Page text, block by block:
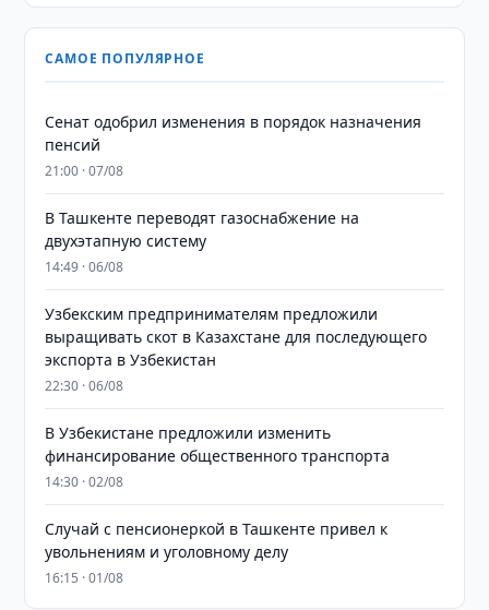
САМОЕ ПОПУЛЯРНОЕ
Сенат одобрил изменения в порядок назначения
пенсий
21:00 · 07/08
В Ташкенте переводят газоснабжение на
двухэтапную систему
14:49 · 06/08
Узбекским предпринимателям предложили
выращивать скот в Казахстане для последующего
экспорта в Узбекистан
22:30 · 06/08
В Узбекистане предложили изменить
финансирование общественного транспорта
14:30 · 02/08
Случай с пенсионеркой в Ташкенте привел к
увольнениям и уголовному делу
16:15 · 01/08